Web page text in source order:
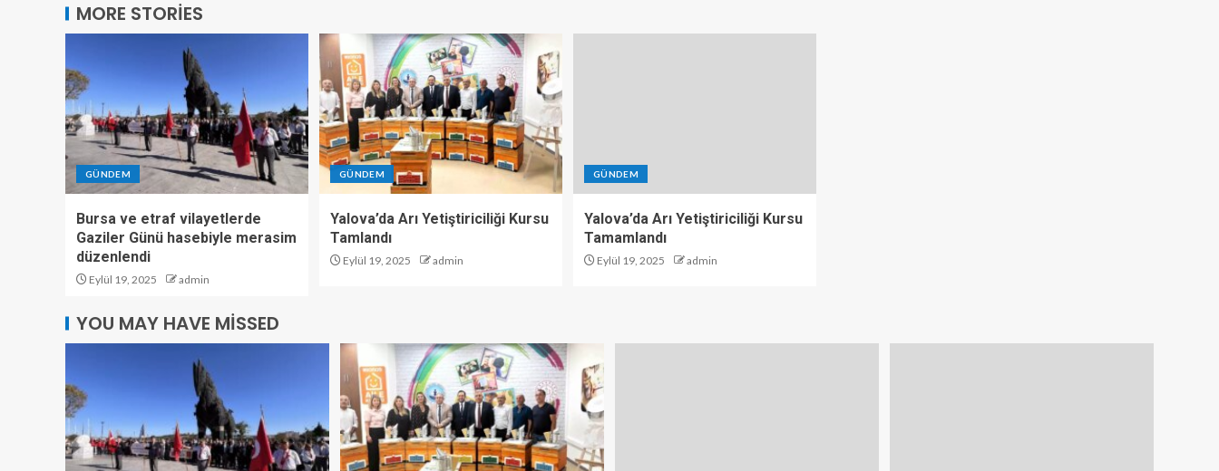
MORE STORIES
GÜNDEM
Bursa ve etraf vilayetlerde
Gaziler Günü hasebiyle merasim
düzenlendi
Eylül 19, 2025 admin
GÜNDEM
Yalova’da Arı Yetiştiriciliği Kursu
Tamlandı
Eylül 19, 2025 admin
GÜNDEM
Yalova’da Arı Yetiştiriciliği Kursu
Tamamlandı
Eylül 19, 2025 admin
YOU MAY HAVE MISSED